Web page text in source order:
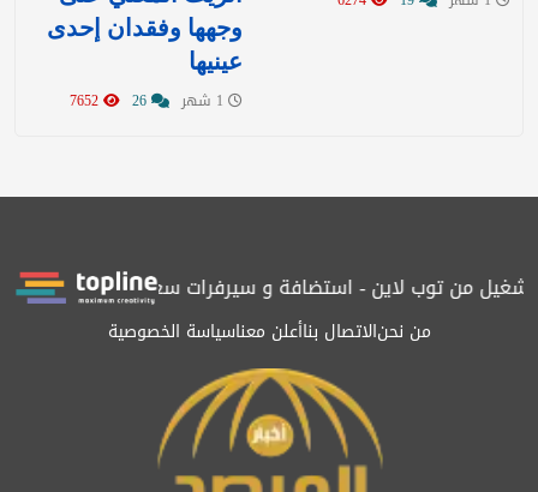
وجهها وفقدان إحدى
عينيها
من توب لاين - استضافة و سيرفرات سعوديةالمرصد حاصلة
من نحنالاتصال بناأعلن معناسياسة الخصوصية